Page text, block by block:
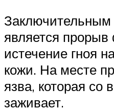
Заключительным
является прорыв
истечение гноя
кожи. На месте
язва, которая со
заживает.